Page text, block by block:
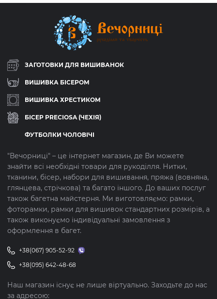
ЗАГОТОВКИ ДЛЯ ВИШИВАНОК
ВИШИВКА БІСЕРОМ
ВИШИВКА ХРЕСТИКОМ
БІСЕР PRECIOSA (ЧЕХІЯ)
ФУТБОЛКИ ЧОЛОВІЧІ
"Вечорниці" – це інтернет магазин, де Ви можете
знайти всі необхідні товари для рукоділля. Нитки,
тканини, бісер, набори для вишивання, пряжа (вовняна,
глянцева, стрічкова) та багато іншого. До ваших послуг
також багетна майстерня. Ми виготовляємо: рамки,
фоторамки, рамки для вишивок стандартних розмірів, а
також виконуємо індивідуальні замовлення з
оформлення в багет.
+38(067) 905-52-92
+38(095) 642-48-68
Наш магазин існує не лише віртуально. Заходьте до нас
за адресою: